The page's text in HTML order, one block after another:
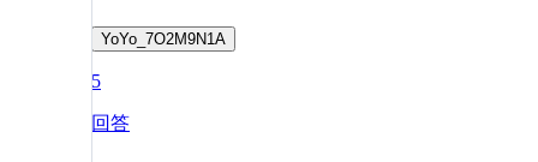
YoYo_7O2M9N1A
5
回答